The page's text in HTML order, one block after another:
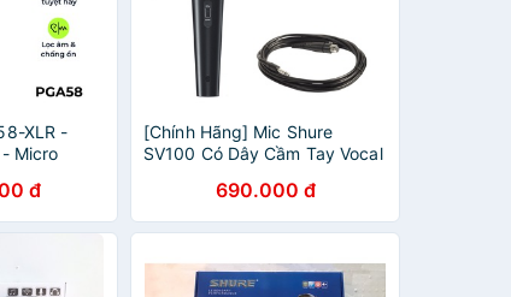
XLR -
Micro
âm
đ
[Chính Hãng] Mic Shure
SV100 Có Dây Cầm Tay Vocal
690.000 đ